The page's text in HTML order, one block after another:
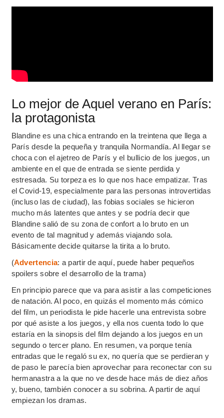
Lo mejor de Aquel verano en París:
la protagonista
Blandine es una chica entrando en la treintena que llega a
París desde la pequeña y tranquila Normandía. Al llegar se
choca con el ajetreo de París y el bullicio de los juegos, un
ambiente en el que de entrada se siente perdida y
estresada. Su torpeza es lo que nos hace empatizar. Tras
el Covid-19, especialmente para las personas introvertidas
(incluso las de ciudad), las fobias sociales se hicieron
mucho más latentes que antes y se podría decir que
Blandine salió de su zona de confort a lo bruto en un
evento de tal magnitud y además viajando sola.
Básicamente decide quitarse la tirita a lo bruto.
(Advertencia: a partir de aquí, puede haber pequeños
spoilers sobre el desarrollo de la trama)
En principio parece que va para asistir a las competiciones
de natación. Al poco, en quizás el momento más cómico
del film, un periodista le pide hacerle una entrevista sobre
por qué asiste a los juegos, y ella nos cuenta todo lo que
estaría en la sinopsis del film dejando a los juegos en un
segundo o tercer plano. En resumen, va porque tenía
entradas que le regaló su ex, no quería que se perdieran y
de paso le parecía bien aprovechar para reconectar con su
hermanastra a la que no ve desde hace más de diez años
y, bueno, también conocer a su sobrina. A partir de aquí
empiezan los dramas.